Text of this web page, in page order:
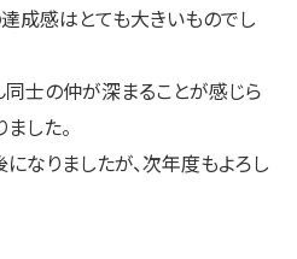
成感はとても大きいものでし
士の仲が深まることが感じら
した。
なりましたが、次年度もよろし